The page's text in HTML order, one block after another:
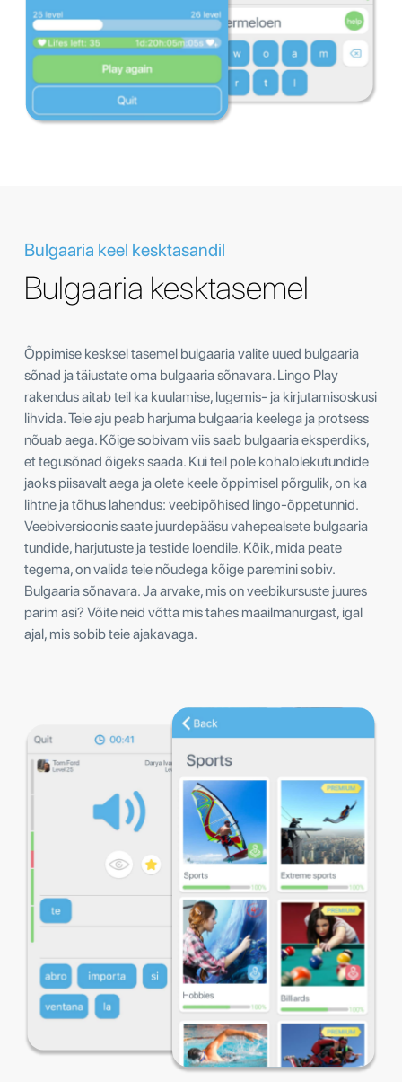
Bulgaaria keel kesktasandil
Bulgaaria kesktasemel
Õppimise kesksel tasemel bulgaaria valite uued bulgaaria
sõnad ja täiustate oma bulgaaria sõnavara. Lingo Play
rakendus aitab teil ka kuulamise, lugemis- ja kirjutamisoskusi
lihvida. Teie aju peab harjuma bulgaaria keelega ja protsess
nõuab aega. Kõige sobivam viis saab bulgaaria eksperdiks,
et tegusõnad õigeks saada. Kui teil pole kohalolekutundide
jaoks piisavalt aega ja olete keele õppimisel põrgulik, on ka
lihtne ja tõhus lahendus: veebipõhised lingo-õppetunnid.
Veebiversioonis saate juurdepääsu vahepealsete bulgaaria
tundide, harjutuste ja testide loendile. Kõik, mida peate
tegema, on valida teie nõudega kõige paremini sobiv.
Bulgaaria sõnavara. Ja arvake, mis on veebikursuste juures
parim asi? Võite neid võtta mis tahes maailmanurgast, igal
ajal, mis sobib teie ajakavaga.